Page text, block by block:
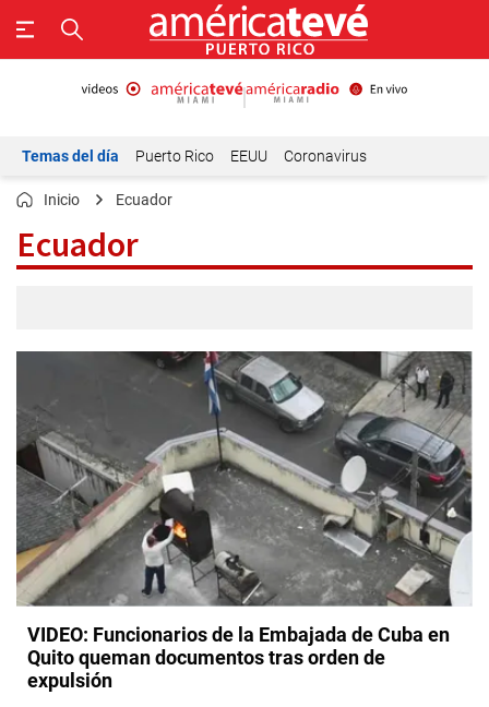
Temas del día Puerto Rico EEUU Coronavirus
Inicio Ecuador
Ecuador
VIDEO: Funcionarios de la Embajada de Cuba en
Quito queman documentos tras orden de
expulsión